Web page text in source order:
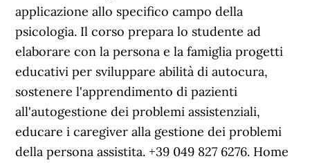
applicazione allo specifico campo della
psicologia. Il corso prepara lo studente ad
elaborare con la persona e la famiglia progetti
educativi per sviluppare abilità di autocura,
sostenere l'apprendimento di pazienti
all'autogestione dei problemi assistenziali,
educare i caregiver alla gestione dei problemi
della persona assistita. +39 049 827 6276. Home